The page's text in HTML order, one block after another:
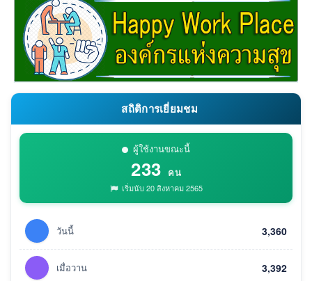
สถิติการเยี่ยมชม
ผู้ใช้งานขณะนี้
233 คน
เริ่มนับ 20 สิงหาคม 2565
วันนี้ 3,360
เมื่อวาน 3,392